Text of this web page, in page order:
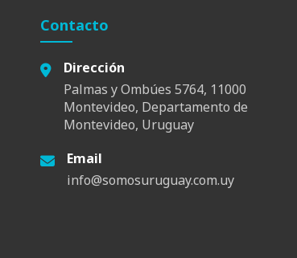
Contacto
Dirección
Palmas y Ombúes 5764, 11000
Montevideo, Departamento de
Montevideo, Uruguay
Email
info@somosuruguay.com.uy